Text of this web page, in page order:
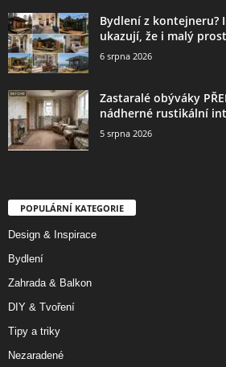
Bydlení z kontejneru?
ukazují, že i malý
6 srpna 2026
Zastaralé obýváky
nádherné rustikální
5 srpna 2026
POPULÁRNÍ KATEGORIE
Design & Inspirace
Bydlení
Zahrada & Balkon
DIY & Tvoření
Tipy a triky
Nezaradené